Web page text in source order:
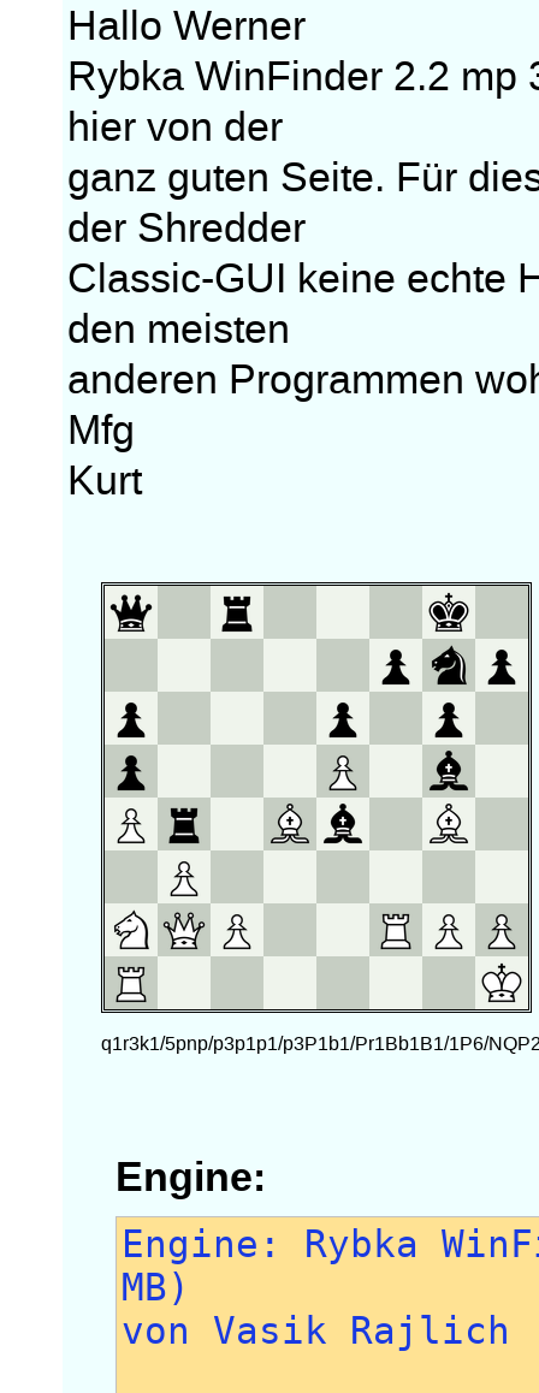
Hallo Werner
Rybka WinFinder 2.2 mp
hier von der
ganz guten Seite. Für
der Shredder
Classic-GUI keine echte
den meisten
anderen Programmen
Mfg
Kurt
Engine:
Engine: Rybka
MB)
von Vasik Rajlich